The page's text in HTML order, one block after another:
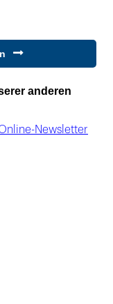
anderen
Newsletter